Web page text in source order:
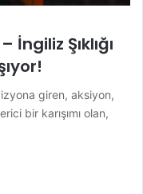
Şıklığı
giren, aksiyon,
bir karışımı olan,